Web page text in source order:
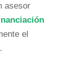
asesor
el